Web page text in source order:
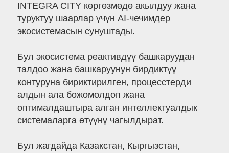
INTEGRA CITY көргөзмөдө акылдуу жана
туруктуу шаарлар үчүн AI-чечимдер
экосистемасын сунуштады.
Бул экосистема реактивдүү башкаруудан
талдоо жана башкаруунун бирдиктүү
контуруна бириктирилген, процесстерди
алдын ала божомолдоп жана
оптималдаштыра алган интеллектуалдык
системаларга өтүүнү чагылдырат.
Бул жагдайда Казакстан, Кыргызстан,